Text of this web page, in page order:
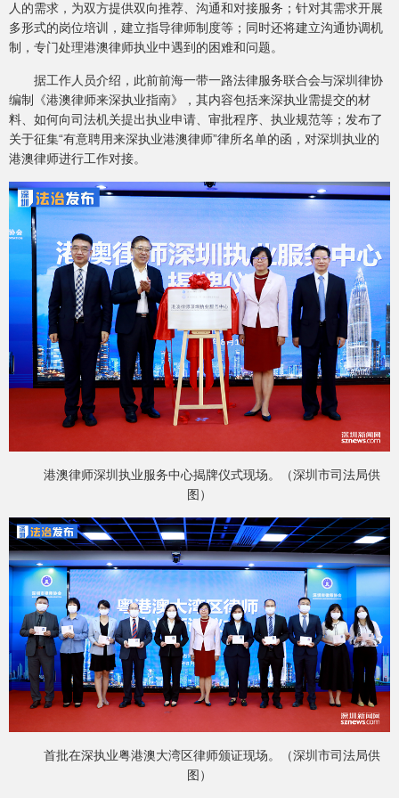
人的需求，为双方提供双向推荐、沟通和对接服务；针对其需求开展
多形式的岗位培训，建立指导律师制度等；同时还将建立沟通协调机
制，专门处理港澳律师执业中遇到的困难和问题。
据工作人员介绍，此前前海一带一路法律服务联合会与深圳律协
编制《港澳律师来深执业指南》，其内容包括来深执业需提交的材
料、如何向司法机关提出执业申请、审批程序、执业规范等；发布了
关于征集“有意聘用来深执业港澳律师”律所名单的函，对深圳执业的
港澳律师进行工作对接。
港澳律师深圳执业服务中心揭牌仪式现场。（深圳市司法局供
图）
首批在深执业粤港澳大湾区律师颁证现场。（深圳市司法局供
图）